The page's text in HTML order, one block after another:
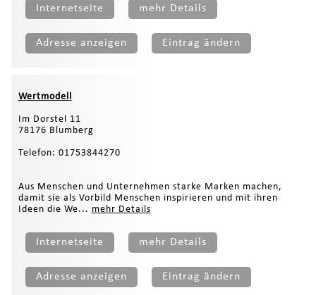
Internetseite mehr Details
Adresse anzeigen Eintrag ändern
Wertmodell
Im Dorstel 11
78176 Blumberg
Telefon: 01753844270
Aus Menschen und Unternehmen starke Marken machen,
damit sie als Vorbild Menschen inspirieren und mit ihren
Ideen die We... mehr Details
Internetseite mehr Details
Adresse anzeigen Eintrag ändern